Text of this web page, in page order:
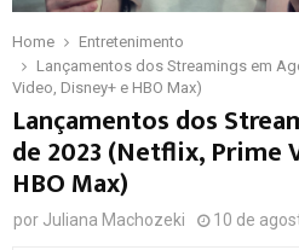
Home
Entretenimento
Lançamentos dos Streamings em
Video, Disney+ e HBO Max)
Lançamentos dos
de 2023 (Netflix, Prime
HBO Max)
por Juliana Machozeki 10 de